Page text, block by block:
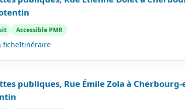
Accessible PMR
ficheItinéraire
publiques, Rue Émile Zola à Cherbourg-